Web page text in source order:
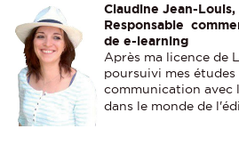
Claudine Jean-Louis,
Responsable
de e-learning
Après ma licence de
poursuivi mes
communication
dans le monde de